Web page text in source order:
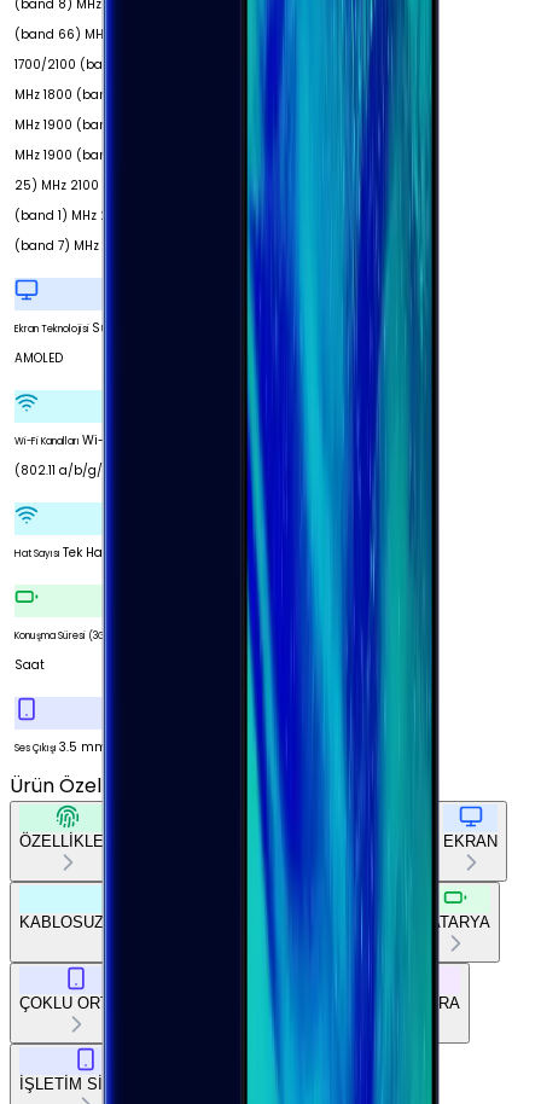
(band 8) MHz 1700
(band 66) MHz
1700/2100 (band 4)
MHz 1800 (band 3)
MHz 1900 (band 2)
MHz 1900 (band
25) MHz 2100
(band 1) MHz 2600
(band 7) MHz
Ekran Teknolojisi Super
AMOLED
Wi-Fi Kanalları Wi-Fi 5
(802.11 a/b/g/n/ac)
Hat Sayısı Tek Hat
Konuşma Süresi (3G)
Saat
Ses Çıkışı 3.5 mm
Ürün Özellikleri
ÖZELLİKLER EKRAN
KABLOSUZ BAĞLANTILAR DİĞER BAĞLANTILAR BATARYA
ÇOKLU ORTAM KAMERA
İŞLETİM SİSTEMİ